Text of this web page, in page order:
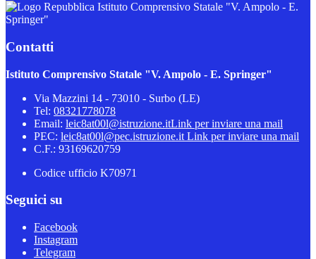
Istituto Comprensivo Statale "V. Ampolo - E.
Springer"
Contatti
Istituto Comprensivo Statale "V. Ampolo - E. Springer"
Via Mazzini 14 - 73010 - Surbo (LE)
Tel: 08321778078
Email: leic8at00l@istruzione.itLink per inviare una mail
PEC: leic8at00l@pec.istruzione.it Link per inviare una mail
C.F.: 93169620759
Codice ufficio K70971
Seguici su
Facebook
Instagram
Telegram